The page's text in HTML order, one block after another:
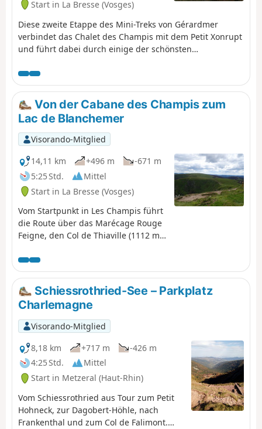
Start in La Bresse (Vosges)
Diese zweite Etappe des Mini-Treks von Gérardmer
verbindet das Chalet des Champis mit dem Petit Xonrupt
und führt dabei durch einige der schönsten
Vologne-Tal führt die Route wieder hinauf auf die
Anhöhen von La Bresse-Hohneck, bevor sie den Lac de la
Lande, den Bergbauerngasthof „Auberge du
Schmargult“ und die berühmte „Route des Crêtes“
erreicht. Die Wanderung setzt sich mit einem langen
Abstieg fort, der an der Berghütte „Refuge du Sotré“,
dem Lac de Retournemer und den Ufern des Lac de
Longemer vorbeiführt, bevor sie das Zentrum von
Xonrupt-Longemer erreicht. Eine abwechslungsreiche
Etappe, die Wälder, hochgelegene Strohfelder,
Gletscherseen und bemerkenswerte Panoramen
miteinander verbindet.
Von der Cabane des Champis zum
Lac de Blanchemer
Visorando-Mitglied
14,11 km
+496 m
-671 m
5:25 Std.
Mittel
Start in La Bresse (Vosges)
Vom Startpunkt in Les Champis führt
die Route über das Marécage Rouge
Feigne, den Col de Thiaville (1112 m),
du Wormspel (1277 m) hinunter zum
Lac de Blanchemer.
Schiessrothried-See – Parkplatz
Charlemagne
Visorando-Mitglied
8,18 km
+717 m
-426 m
4:25 Std.
Mittel
Start in Metzeral (Haut-Rhin)
Vom Schiessrothried aus Tour zum Petit
Hohneck, zur Dagobert-Höhle, nach
Frankenthal und zum Col de Falimont.